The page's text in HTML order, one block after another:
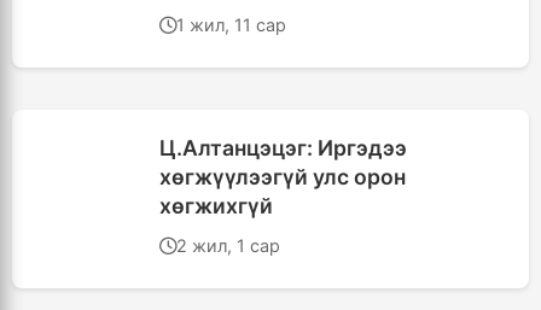
байгуулна
1 жил, 11 сар
Ц.Алтанцэцэг: Иргэдээ
хөгжүүлээгүй улс орон
хөгжихгүй
2 жил, 1 сар